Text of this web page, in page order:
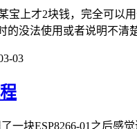
宝上才2块钱，完全可以
的没法使用或者说明不清
03
一块ESP8266-01之后